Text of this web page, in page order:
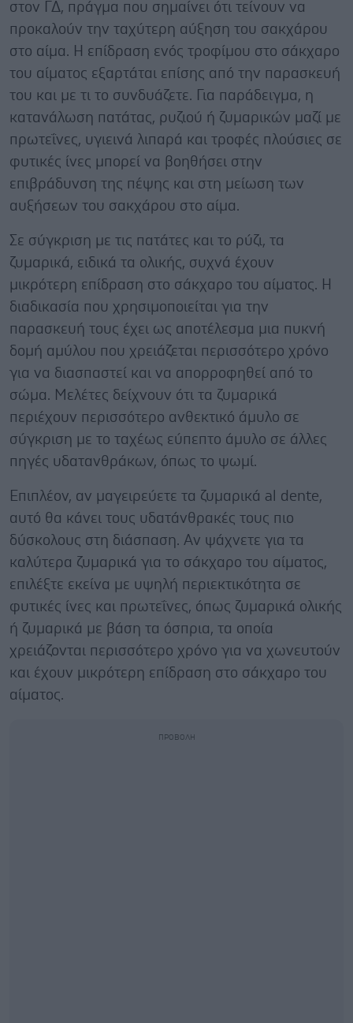
στον ΓΔ, πράγμα που σημαίνει ότι τείνουν να
προκαλούν την ταχύτερη αύξηση του σακχάρου
στο αίμα. Η επίδραση ενός τροφίμου στο σάκχαρο
του αίματος εξαρτάται επίσης από την παρασκευή
του και με τι το συνδυάζετε. Για παράδειγμα, η
κατανάλωση πατάτας, ρυζιού ή ζυμαρικών μαζί με
πρωτεΐνες, υγιεινά λιπαρά και τροφές πλούσιες σε
φυτικές ίνες μπορεί να βοηθήσει στην
επιβράδυνση της πέψης και στη μείωση των
αυξήσεων του σακχάρου στο αίμα.
Σε σύγκριση με τις πατάτες και το ρύζι, τα
ζυμαρικά, ειδικά τα ολικής, συχνά έχουν
μικρότερη επίδραση στο σάκχαρο του αίματος. Η
διαδικασία που χρησιμοποιείται για την
παρασκευή τους έχει ως αποτέλεσμα μια πυκνή
δομή αμύλου που χρειάζεται περισσότερο χρόνο
για να διασπαστεί και να απορροφηθεί από το
σώμα. Μελέτες δείχνουν ότι τα ζυμαρικά
περιέχουν περισσότερο ανθεκτικό άμυλο σε
σύγκριση με το ταχέως εύπεπτο άμυλο σε άλλες
πηγές υδατανθράκων, όπως το ψωμί.
Επιπλέον, αν μαγειρεύετε τα ζυμαρικά al dente,
αυτό θα κάνει τους υδατάνθρακές τους πιο
δύσκολους στη διάσπαση. Αν ψάχνετε για τα
καλύτερα ζυμαρικά για το σάκχαρο του αίματος,
επιλέξτε εκείνα με υψηλή περιεκτικότητα σε
φυτικές ίνες και πρωτεΐνες, όπως ζυμαρικά ολικής
ή ζυμαρικά με βάση τα όσπρια, τα οποία
χρειάζονται περισσότερο χρόνο για να χωνευτούν
και έχουν μικρότερη επίδραση στο σάκχαρο του
αίματος.